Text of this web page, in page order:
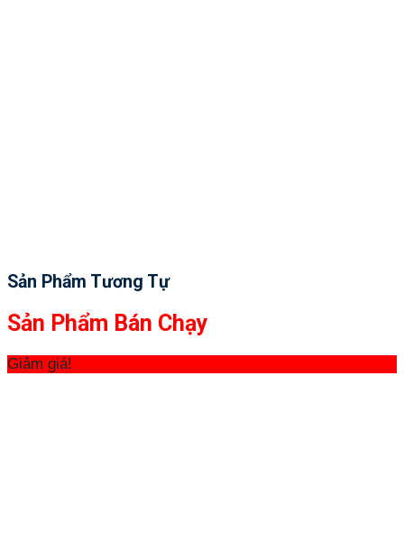
Sản Phẩm Tương Tự
Sản Phẩm Bán Chạy
Giảm giá!